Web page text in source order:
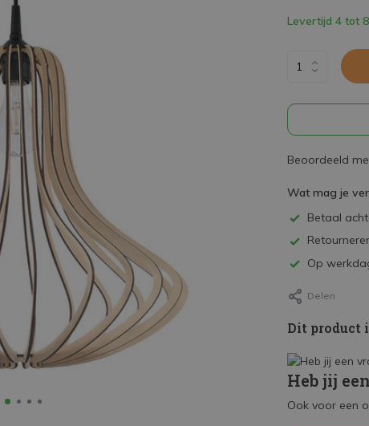
Levertijd 4 tot
Beoordeeld
Wat mag je
Betaal
Op
Delen
Dit product
Heb jij
Ook voor een